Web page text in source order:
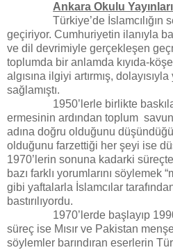
Ankara Okulu Yayınları
Türkiye’de
geçiriyor. Cumhuriyetin ilanıyla
ve dil devrimiyle gerçekleşen
toplumda bir anlamda kıyıda-
algısına ilgiyi artırmış,
sağlamıştı.
1950’lerle birlikte
ermesinin ardından toplum
adına doğru olduğunu
olduğunu farzettiği her şeyi ise
1970’lerin sonuna kadarki
bazı farklı yorumlarını söylemek
gibi yaftalarla İslamcılar
bastırılıyordu.
1970’lerde başlayıp
süreç ise Mısır ve Pakistan
söylemler barındıran eserlerin